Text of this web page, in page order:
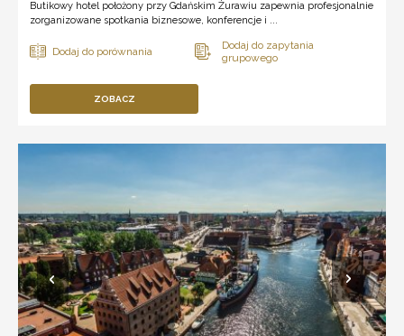
Butikowy hotel położony przy Gdańskim Żurawiu zapewnia profesjonalnie
zorganizowane spotkania biznesowe, konferencje i ...
ZOBACZ